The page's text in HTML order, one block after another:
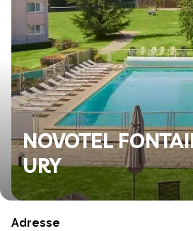
NOVOTEL
URY
Adresse